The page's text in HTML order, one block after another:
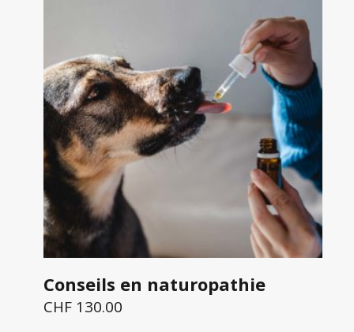
Conseils en naturopathie
CHF 130.00